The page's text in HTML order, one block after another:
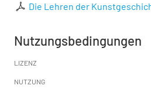
Die Lehren der
Nutzungsbedingungen
LIZENZ
NUTZUNG